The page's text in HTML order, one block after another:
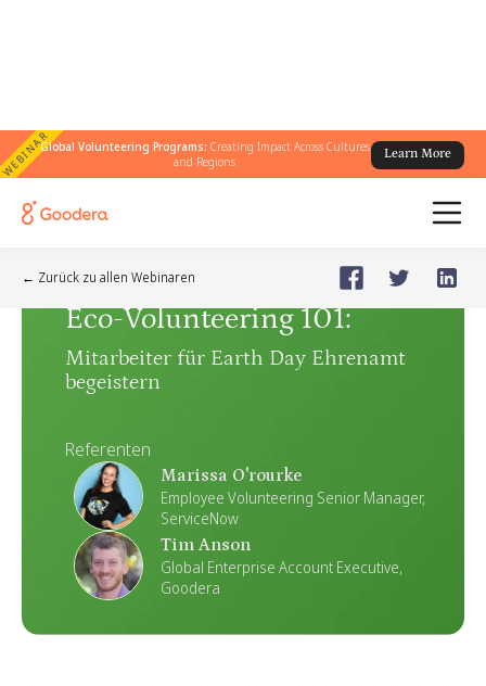
WEBINARGlobal Volunteering Programs: Creating Impact Across Cultures
and Regions
Learn More
← Zurück zu allen Webinaren
🗓️Feb 21, 2024
Eco-Volunteering 101:
Mitarbeiter für Earth Day Ehrenamt
begeistern
Referenten
Marissa O'rourke
Employee Volunteering Senior Manager,
ServiceNow
Tim Anson
Global Enterprise Account Executive,
Goodera